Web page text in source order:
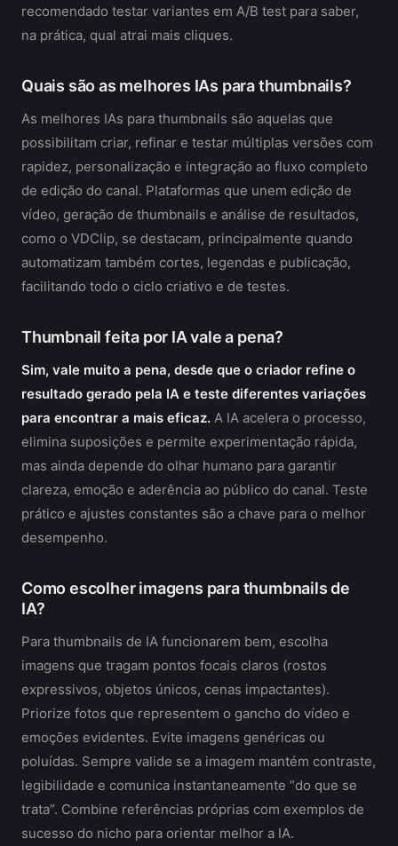
recomendado testar variantes em A/B test para saber,
na prática, qual atrai mais cliques.
Quais são as melhores IAs para thumbnails?
As melhores IAs para thumbnails são aquelas que
possibilitam criar, refinar e testar múltiplas versões com
rapidez, personalização e integração ao fluxo completo
de edição do canal. Plataformas que unem edição de
vídeo, geração de thumbnails e análise de resultados,
como o VDClip, se destacam, principalmente quando
automatizam também cortes, legendas e publicação,
facilitando todo o ciclo criativo e de testes.
Thumbnail feita por IA vale a pena?
Sim, vale muito a pena, desde que o criador refine o
resultado gerado pela IA e teste diferentes variações
para encontrar a mais eficaz. A IA acelera o processo,
elimina suposições e permite experimentação rápida,
mas ainda depende do olhar humano para garantir
clareza, emoção e aderência ao público do canal. Teste
prático e ajustes constantes são a chave para o melhor
desempenho.
Como escolher imagens para thumbnails de
IA?
Para thumbnails de IA funcionarem bem, escolha
imagens que tragam pontos focais claros (rostos
expressivos, objetos únicos, cenas impactantes).
Priorize fotos que representem o gancho do vídeo e
emoções evidentes. Evite imagens genéricas ou
poluídas. Sempre valide se a imagem mantém contraste,
legibilidade e comunica instantaneamente “do que se
trata”. Combine referências próprias com exemplos de
sucesso do nicho para orientar melhor a IA.